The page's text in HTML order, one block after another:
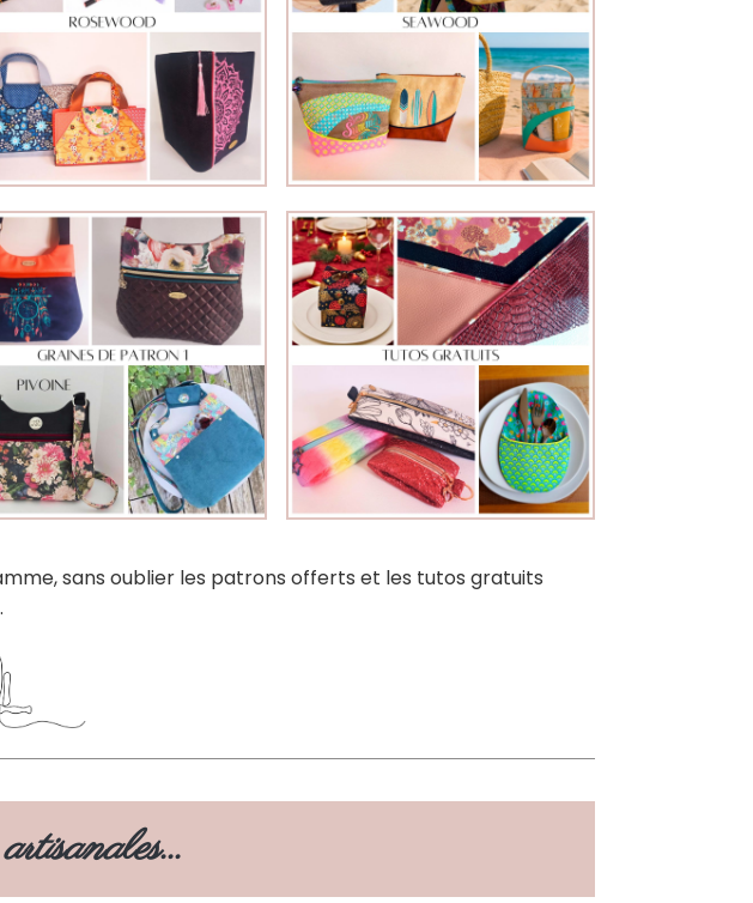
sans oublier les patrons offerts et les tutos gratuits